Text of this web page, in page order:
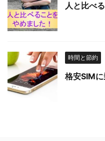
人と比べ
時間と節約
格安SIMに